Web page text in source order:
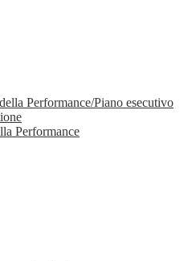
Performance/Piano esecutivo
Performance